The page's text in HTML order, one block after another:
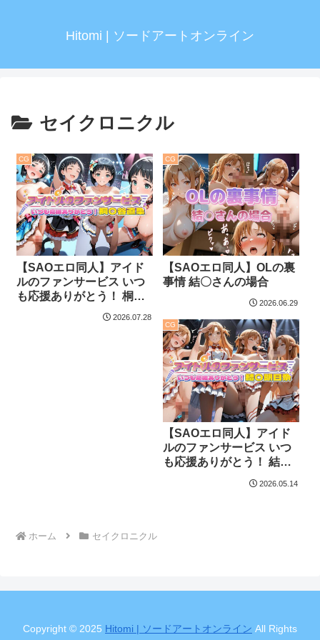
Hitomi | ソードアートオンライン
セイクロニクル
CG
【SAOエロ同人】アイド
ルのファンサービス いつ
も応援ありがとう！ 桐〇
2026.07.28
CG
【SAOエロ同人】OLの裏
事情 結〇さんの場合
2026.06.29
CG
【SAOエロ同人】アイド
ルのファンサービス いつ
も応援ありがとう！ 結〇
2026.05.14
ホーム セイクロニクル
Copyright © 2025 Hitomi | ソードアートオンライン All Rights